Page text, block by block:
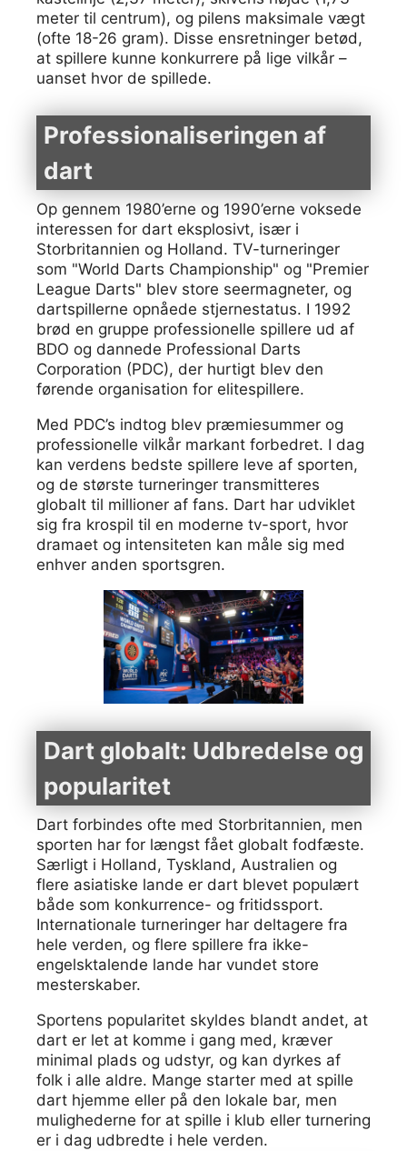
meter til centrum), og pilens maksimale vægt
(ofte 18-26 gram). Disse ensretninger betød,
at spillere kunne konkurrere på lige vilkår –
uanset hvor de spillede.
Professionaliseringen af
dart
Op gennem 1980’erne og 1990’erne voksede
interessen for dart eksplosivt, især i
Storbritannien og Holland. TV-turneringer
som "World Darts Championship" og "Premier
League Darts" blev store seermagneter, og
dartspillerne opnåede stjernestatus. I 1992
brød en gruppe professionelle spillere ud af
BDO og dannede Professional Darts
Corporation (PDC), der hurtigt blev den
førende organisation for elitespillere.
Med PDC’s indtog blev præmiesummer og
professionelle vilkår markant forbedret. I dag
kan verdens bedste spillere leve af sporten,
og de største turneringer transmitteres
globalt til millioner af fans. Dart har udviklet
sig fra krospil til en moderne tv-sport, hvor
dramaet og intensiteten kan måle sig med
enhver anden sportsgren.
Dart globalt: Udbredelse og
popularitet
Dart forbindes ofte med Storbritannien, men
sporten har for længst fået globalt fodfæste.
Særligt i Holland, Tyskland, Australien og
flere asiatiske lande er dart blevet populært
både som konkurrence- og fritidssport.
Internationale turneringer har deltagere fra
hele verden, og flere spillere fra ikke-
engelsktalende lande har vundet store
mesterskaber.
Sportens popularitet skyldes blandt andet, at
dart er let at komme i gang med, kræver
minimal plads og udstyr, og kan dyrkes af
folk i alle aldre. Mange starter med at spille
dart hjemme eller på den lokale bar, men
mulighederne for at spille i klub eller turnering
er i dag udbredte i hele verden.